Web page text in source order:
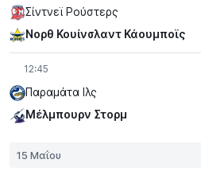
Σίντνεϊ Ρούστερς
Νορθ Κουίνσλαντ Κάουμποϊς
12:45
Παραμάτα Iλς
Μέλμπουρν Στορμ
15 Μαΐου